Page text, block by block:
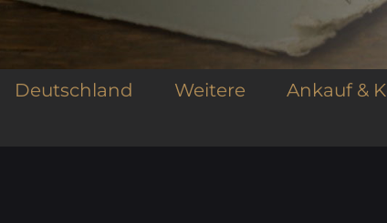
Deutschland Weitere Ankauf &